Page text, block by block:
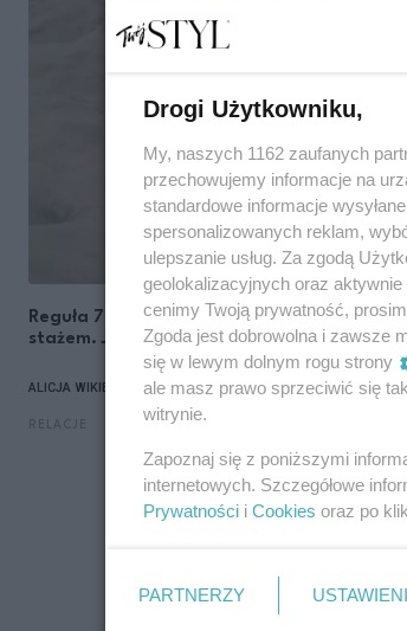
Reguła 777 ma gwarantować szczęście w
stażem. Już stała się viralem
ALICJA WIKIEŁ EWA ANNA BARYŁKIEWICZ
Drogi Użytkowniku,
My, naszych 1162 zaufanych
przechowujemy informacje na
standardowe informacje
spersonalizowanych reklam,
ulepszanie usług. Za zgodą
geolokalizacyjnych oraz
cenimy Twoją prywatność,
Zgoda jest dobrowolna i zawsze
się w lewym dolnym rogu strony
ale masz prawo sprzeciwić się
witrynie.
Zapoznaj się z poniższymi
internetowych. Szczegółowe
Prywatności i Cookies oraz po
PARTNERZY